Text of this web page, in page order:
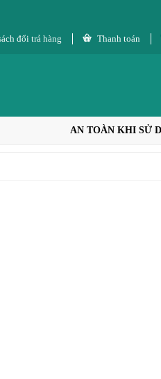
đổi trả hàng Thanh toán
AN TOÀN KHI SỬ